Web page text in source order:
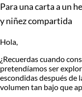
Para una carta a un
y niñez compartida
Hola,
¿Recuerdas cuando
pretendíamos ser
escondidas después de
volumen tan bajo que